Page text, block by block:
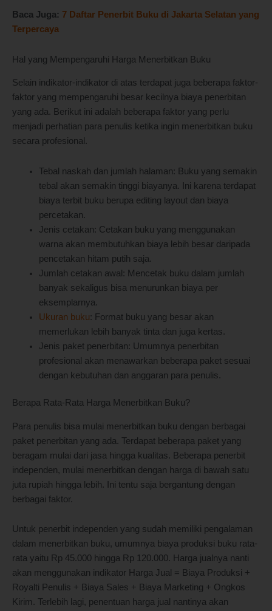
Baca Juga: 7 Daftar Penerbit Buku di Jakarta Selatan yang
Terpercaya
Hal yang Mempengaruhi Harga Menerbitkan Buku
Selain indikator-indikator di atas terdapat juga beberapa faktor-
faktor yang mempengaruhi besar kecilnya biaya penerbitan
yang ada. Berikut ini adalah beberapa faktor yang perlu
menjadi perhatian para penulis ketika ingin menerbitkan buku
secara profesional.
Tebal naskah dan jumlah halaman: Buku yang semakin
tebal akan semakin tinggi biayanya. Ini karena terdapat
biaya terbit buku berupa editing layout dan biaya
percetakan.
Jenis cetakan: Cetakan buku yang menggunakan
warna akan membutuhkan biaya lebih besar daripada
pencetakan hitam putih saja.
Jumlah cetakan awal: Mencetak buku dalam jumlah
banyak sekaligus bisa menurunkan biaya per
eksemplarnya.
Ukuran buku: Format buku yang besar akan
memerlukan lebih banyak tinta dan juga kertas.
Jenis paket penerbitan: Umumnya penerbitan
profesional akan menawarkan beberapa paket sesuai
dengan kebutuhan dan anggaran para penulis.
Berapa Rata-Rata Harga Menerbitkan Buku?
Para penulis bisa mulai menerbitkan buku dengan berbagai
paket penerbitan yang ada. Terdapat beberapa paket yang
beragam mulai dari jasa hingga kualitas. Beberapa penerbit
independen, mulai menerbitkan dengan harga di bawah satu
juta rupiah hingga lebih. Ini tentu saja bergantung dengan
berbagai faktor.
Untuk penerbit independen yang sudah memiliki pengalaman
dalam menerbitkan buku, umumnya biaya produksi buku rata-
rata yaitu Rp 45.000 hingga Rp 120.000. Harga jualnya nanti
akan menggunakan indikator Harga Jual = Biaya Produksi +
Royalti Penulis + Biaya Sales + Biaya Marketing + Ongkos
Kirim. Terlebih lagi, penentuan harga jual nantinya akan